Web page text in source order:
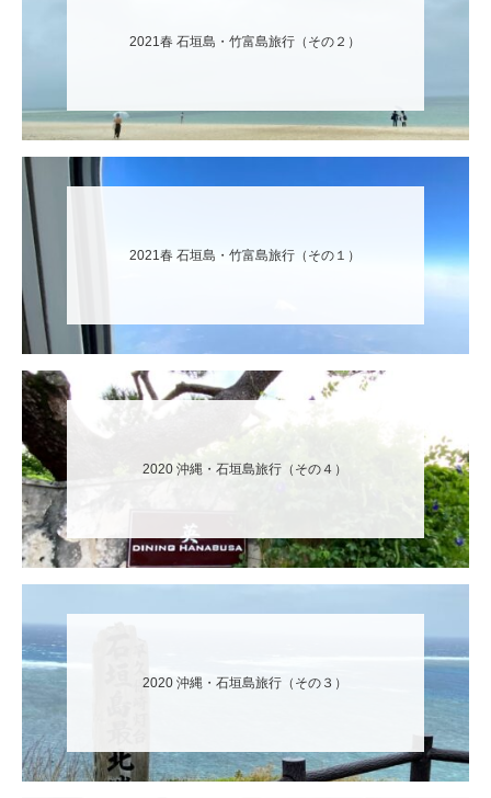
2021春 石垣島・竹富島旅行（その２）
2021春 石垣島・竹富島旅行（その１）
2020 沖縄・石垣島旅行（その４）
2020 沖縄・石垣島旅行（その３）